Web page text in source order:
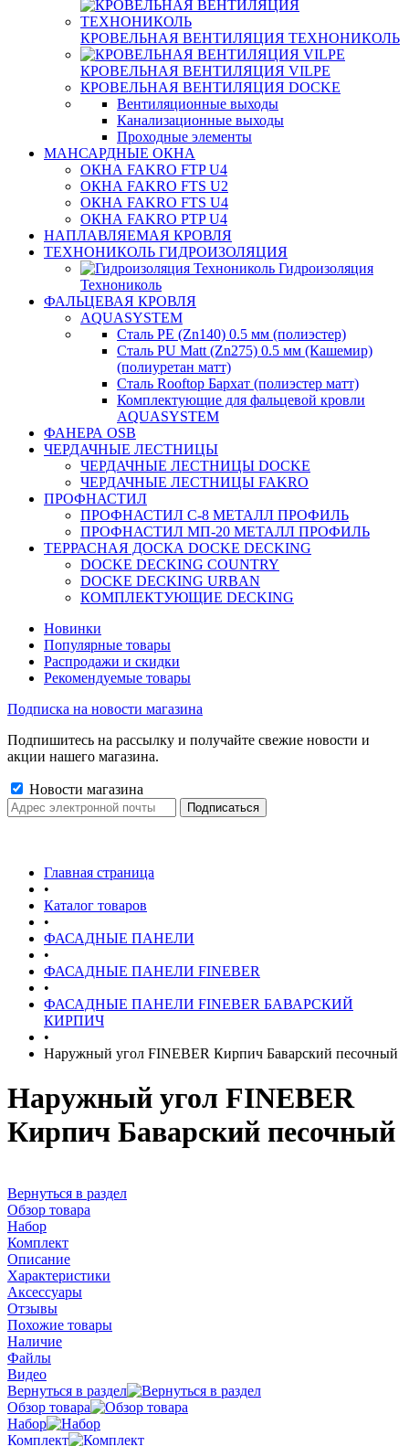
КРОВЕЛЬНАЯ ВЕНТИЛЯЦИЯ ТЕХНОНИКОЛЬ
КРОВЕЛЬНАЯ ВЕНТИЛЯЦИЯ VILPE
КРОВЕЛЬНАЯ ВЕНТИЛЯЦИЯ DOCKE
Вентиляционные выходы
Канализационные выходы
Проходные элементы
МАНСАРДНЫЕ ОКНА
ОКНА FAKRO FTP U4
ОКНА FAKRO FTS U2
ОКНА FAKRO FTS U4
ОКНА FAKRO PTP U4
НАПЛАВЛЯЕМАЯ КРОВЛЯ
ТЕХНОНИКОЛЬ ГИДРОИЗОЛЯЦИЯ
Гидроизоляция
Технониколь
ФАЛЬЦЕВАЯ КРОВЛЯ
AQUASYSTEM
Сталь PE (Zn140) 0.5 мм (полиэстер)
Сталь PU Matt (Zn275) 0.5 мм (Кашемир)
(полиуретан матт)
Сталь Rooftop Бархат (полиэстер матт)
Комплектующие для фальцевой кровли
AQUASYSTEM
ФАНЕРА OSB
ЧЕРДАЧНЫЕ ЛЕСТНИЦЫ
ЧЕРДАЧНЫЕ ЛЕСТНИЦЫ DOCKE
ЧЕРДАЧНЫЕ ЛЕСТНИЦЫ FAKRO
ПРОФНАСТИЛ
ПРОФНАСТИЛ C-8 МЕТАЛЛ ПРОФИЛЬ
ПРОФНАСТИЛ МП-20 МЕТАЛЛ ПРОФИЛЬ
ТЕРРАСНАЯ ДОСКА DOCKE DECKING
DOCKE DECKING COUNTRY
DOCKE DECKING URBAN
КОМПЛЕКТУЮЩИЕ DECKING
Новинки
Популярные товары
Распродажи и скидки
Рекомендуемые товары
Подписка на новости магазина
Подпишитесь на рассылку и получайте свежие новости и
акции нашего магазина.
Новости магазина
Главная страница
•
Каталог товаров
•
ФАСАДНЫЕ ПАНЕЛИ
•
ФАСАДНЫЕ ПАНЕЛИ FINEBER
•
ФАСАДНЫЕ ПАНЕЛИ FINEBER БАВАРСКИЙ
КИРПИЧ
•
Наружный угол FINEBER Кирпич Баварский песочный
Наружный угол FINEBER
Кирпич Баварский песочный
Вернуться в раздел
Обзор товара
Набор
Комплект
Описание
Характеристики
Аксессуары
Отзывы
Похожие товары
Наличие
Файлы
Видео
Вернуться в раздел
Обзор товара
Набор
Комплект